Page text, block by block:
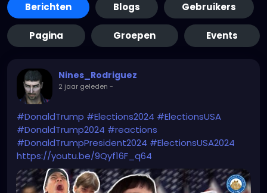
Berichten Blogs Gebruikers
Pagina Groepen Events
Nines_Rodriguez
2 jaar geleden -
#DonaldTrump #Elections2024 #ElectionsUSA
#DonaldTrump2024 #reactions
#DonaldTrumpPresident2024 #ElectionsUSA2024
https://youtu.be/9Qyf16F_q64